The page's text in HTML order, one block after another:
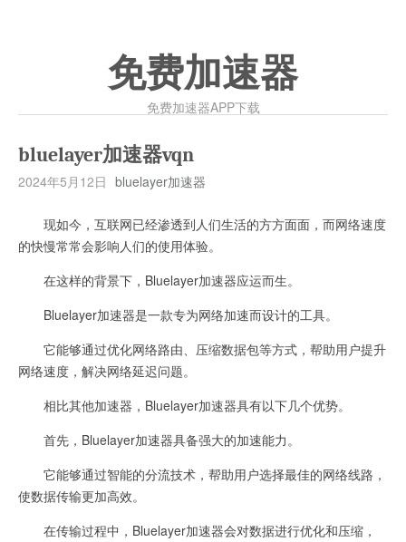
免费加速器
免费加速器APP下载
bluelayer加速器vqn
2024年5月12日 bluelayer加速器
现如今，互联网已经渗透到人们生活的方方面面，而网络速度
的快慢常常会影响人们的使用体验。
在这样的背景下，Bluelayer加速器应运而生。
Bluelayer加速器是一款专为网络加速而设计的工具。
它能够通过优化网络路由、压缩数据包等方式，帮助用户提升
网络速度，解决网络延迟问题。
相比其他加速器，Bluelayer加速器具有以下几个优势。
首先，Bluelayer加速器具备强大的加速能力。
它能够通过智能的分流技术，帮助用户选择最佳的网络线路，
使数据传输更加高效。
在传输过程中，Bluelayer加速器会对数据进行优化和压缩，